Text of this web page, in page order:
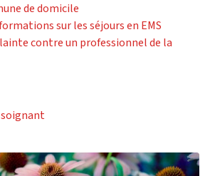
de domicile
sur les séjours en EMS
contre un professionnel de la